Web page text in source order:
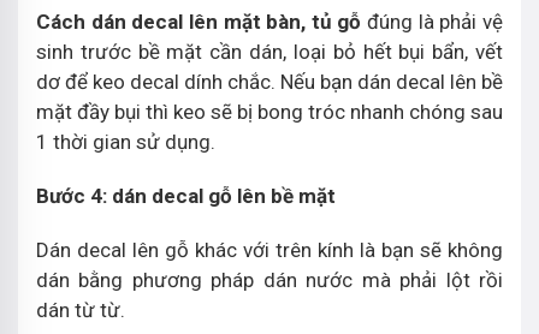
Cách dán decal lên mặt bàn, tủ gỗ đúng là phải vệ
sinh trước bề mặt cần dán, loại bỏ hết bụi bẩn, vết
dơ để keo decal dính chắc. Nếu bạn dán decal lên bề
mặt đầy bụi thì keo sẽ bị bong tróc nhanh chóng sau
1 thời gian sử dụng.
Bước 4: dán decal gỗ lên bề mặt
Dán decal lên gỗ khác với trên kính là bạn sẽ không
dán bằng phương pháp dán nước mà phải lột rồi
dán từ từ.